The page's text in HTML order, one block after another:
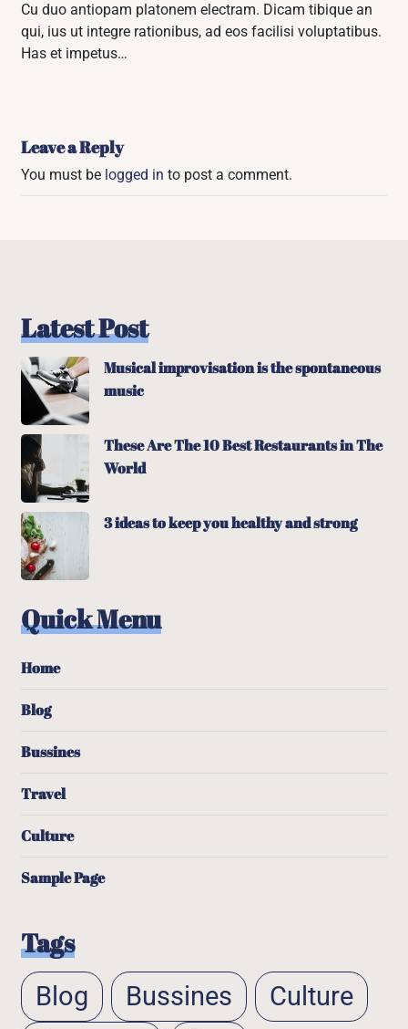
Cu duo antiopam platonem electram. Dicam tibique an
qui, ius ut integre rationibus, ad eos facilisi voluptatibus.
Has et impetus…
Leave a Reply
You must be logged in to post a comment.
Latest Post
Musical improvisation is the spontaneous
music
These Are The 10 Best Restaurants in The
World
3 ideas to keep you healthy and strong
Quick Menu
Home
Blog
Bussines
Travel
Culture
Sample Page
Tags
Blog Bussines Culture